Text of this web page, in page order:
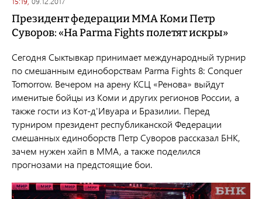
Президент федерации ММА Коми Петр
Суворов: «На Parma Fights полетят искры»
Сегодня Сыктывкар принимает международный турнир
по смешанным единоборствам Parma Fights 8: Conquer
Tomorrow. Вечером на арену КСЦ «Ренова» выйдут
именитые бойцы из Коми и других регионов России, а
также гости из Кот-д'Ивуара и Бразилии. Перед
турниром президент республиканской Федерации
смешанных единоборств Петр Суворов рассказал БНК,
зачем нужен хайп в ММА, а также поделился
прогнозами на предстоящие бои.